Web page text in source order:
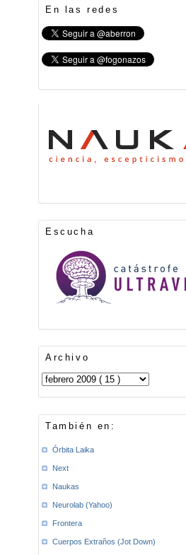
En las redes
Escucha
Archivo
También en:
Órbita Laika
Next
Naukas
Neurolab (Yahoo)
Frontera
Cuerpos Extraños (Jot Down)